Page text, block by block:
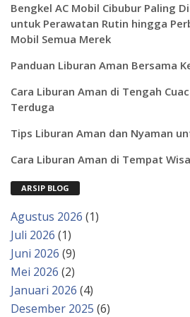
Bengkel AC Mobil Cibubur Paling
untuk Perawatan Rutin hingga
Mobil Semua Merek
Panduan Liburan Aman Bersama
Cara Liburan Aman di Tengah
Terduga
Tips Liburan Aman dan Nyaman
Cara Liburan Aman di Tempat
ARSIP BLOG
Agustus 2026 (1)
Juli 2026 (1)
Juni 2026 (9)
Mei 2026 (2)
Januari 2026 (4)
Desember 2025 (6)